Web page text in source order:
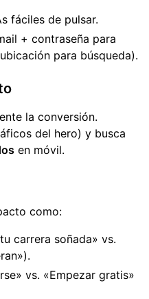
fáciles de pulsar.
+ contraseña para
para búsqueda).
la conversión.
del hero) y busca
en móvil.
como:
carrera soñada» vs.
vs. «Empezar gratis»